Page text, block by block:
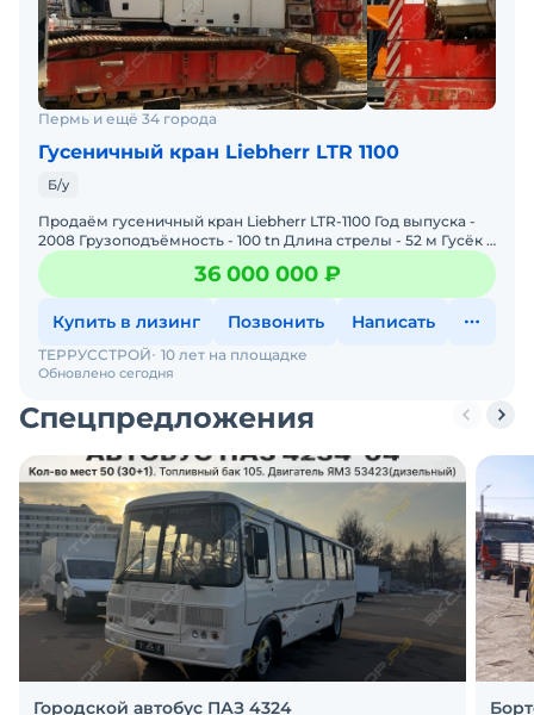
Пермь и ещё 34 города
Гусеничный кран Liebherr LTR 1100
Б/у
Продаём гусеничный кран Liebherr LTR-1100 Год выпуска -
2008 Грузоподъёмность - 100 tn Длина стрелы - 52 м Гусёк -
10,8 - 19,0 м Наработка 25000 м/ч Телес
36 000 000 ₽
Купить в лизинг Позвонить Написать
Обновлено сегодня
ТЕРРУССТРОЙ 10 лет на площадке
Спецпредложения
Городской автобус ПАЗ 4324